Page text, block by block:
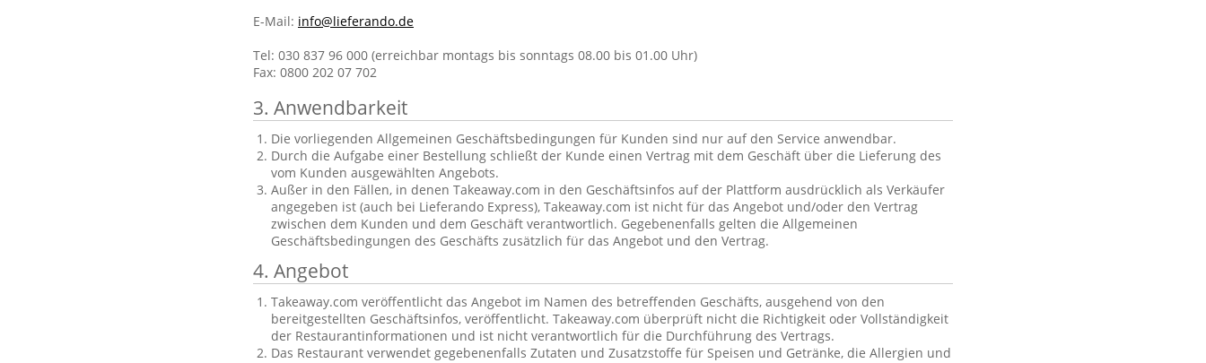
E-Mail: info@lieferando.de
Tel: 030 837 96 000 (erreichbar montags bis sonntags 08.00 bis 01.00 Uhr)
Fax: 0800 202 07 702
3. Anwendbarkeit
Die vorliegenden Allgemeinen Geschäftsbedingungen für Kunden sind nur auf den Service anwendbar.
Durch die Aufgabe einer Bestellung schließt der Kunde einen Vertrag mit dem Geschäft über die Lieferung des
vom Kunden ausgewählten Angebots.
Außer in den Fällen, in denen Takeaway.com in den Geschäftsinfos auf der Plattform ausdrücklich als Verkäufer
angegeben ist (auch bei Lieferando Express), Takeaway.com ist nicht für das Angebot und/oder den Vertrag
zwischen dem Kunden und dem Geschäft verantwortlich. Gegebenenfalls gelten die Allgemeinen
Geschäftsbedingungen des Geschäfts zusätzlich für das Angebot und den Vertrag.
4. Angebot
Takeaway.com veröffentlicht das Angebot im Namen des betreffenden Geschäfts, ausgehend von den
bereitgestellten Geschäftsinfos, veröffentlicht. Takeaway.com überprüft nicht die Richtigkeit oder Vollständigkeit
der Restaurantinformationen und ist nicht verantwortlich für die Durchführung des Vertrags.
Das Restaurant verwendet gegebenenfalls Zutaten und Zusatzstoffe für Speisen und Getränke, die Allergien und